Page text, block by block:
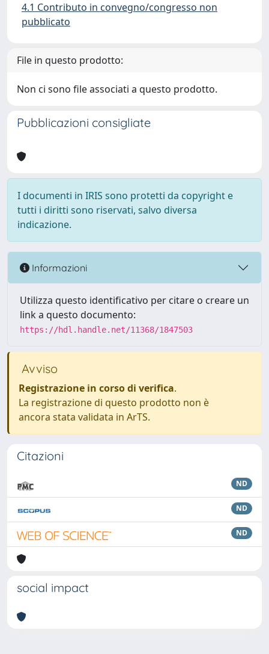
4.1 Contributo in convegno/congresso non
pubblicato
File in questo prodotto:
Non ci sono file associati a questo prodotto.
Pubblicazioni consigliate
I documenti in IRIS sono protetti da copyright e
tutti i diritti sono riservati, salvo diversa
indicazione.
Informazioni
Utilizza questo identificativo per citare o creare un
link a questo documento:
https://hdl.handle.net/11368/1847503
Avviso
Registrazione in corso di verifica.
La registrazione di questo prodotto non è
ancora stata validata in ArTS.
Citazioni
ND
ND
ND
social impact